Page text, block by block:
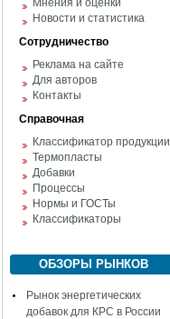
Мнения и оценки
Новости и статистика
Сотрудничество
Реклама на сайте
Для авторов
Контакты
Справочная
Классификатор продукции
Термопласты
Добавки
Процессы
Нормы и ГОСТы
Классификаторы
ОБЗОРЫ РЫНКОВ
Рынок энергетических
добавок для КРС в России